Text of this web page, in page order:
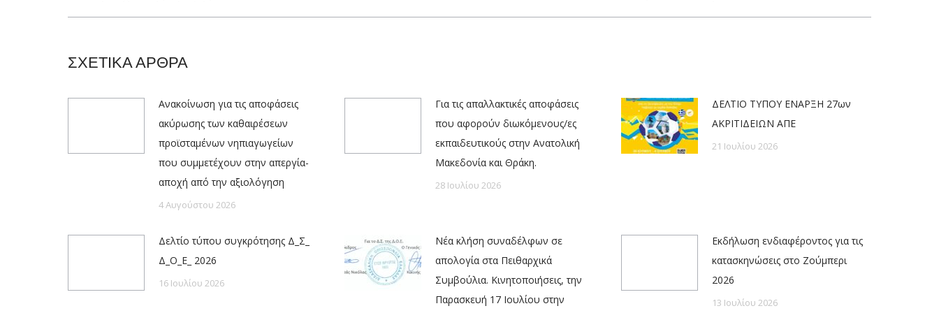
post:
ΣΧΕΤΙΚΑ ΑΡΘΡΑ
Ανακοίνωση για τις αποφάσεις
ακύρωσης των καθαιρέσεων
προϊσταμένων νηπιαγωγείων
που συμμετέχουν στην απεργία-
αποχή από την αξιολόγηση
4 Αυγούστου 2026
Για τις απαλλακτικές αποφάσεις
που αφορούν διωκόμενους/ες
εκπαιδευτικούς στην Ανατολική
Μακεδονία και Θράκη.
28 Ιουλίου 2026
ΔΕΛΤΙΟ ΤΥΠΟΥ ΕΝΑΡΞΗ 27ων
ΑΚΡΙΤΙΔΕΙΩΝ ΑΠΕ
21 Ιουλίου 2026
Δελτίο τύπου συγκρότησης Δ_Σ_
Δ_Ο_Ε_ 2026
16 Ιουλίου 2026
Νέα κλήση συναδέλφων σε
απολογία στα Πειθαρχικά
Συμβούλια. Κινητοποιήσεις, την
Παρασκευή 17 Ιουλίου στην
Εκδήλωση ενδιαφέροντος για τις
κατασκηνώσεις στο Ζούμπερι
2026
13 Ιουλίου 2026